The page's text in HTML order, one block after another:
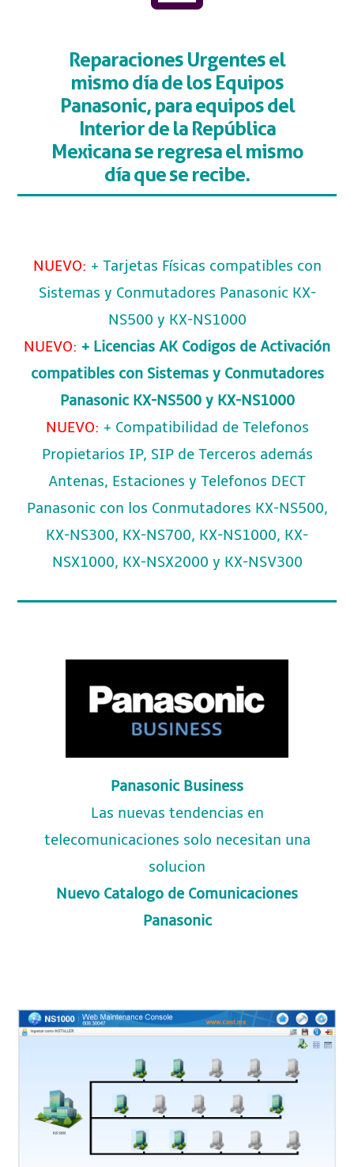
Reparaciones Urgentes el
mismo día de los Equipos
Panasonic, para equipos del
Interior de la República
Mexicanase regresa el mismo
día que se recibe.
NUEVO: + Tarjetas Físicas compatibles con
Sistemas y Conmutadores Panasonic KX-
NS500 y KX-NS1000
NUEVO: + Licencias AK Codigos de Activación
compatibles con Sistemas y Conmutadores
Panasonic KX-NS500 y KX-NS1000
NUEVO: + Compatibilidad de Telefonos
Propietarios IP, SIP de Terceros además
Antenas, Estaciones y Telefonos DECT
Panasonic con los Conmutadores KX-NS500,
KX-NS300, KX-NS700, KX-NS1000, KX-
NSX1000, KX-NSX2000 y KX-NSV300
Panasonic Business
Las nuevas tendencias en
telecomunicaciones solo necesitan una
solucion
Nuevo Catalogo de Comunicaciones
Panasonic